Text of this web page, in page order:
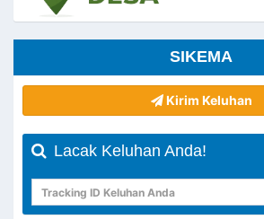
SIKEMA
Kirim Keluhan
Lacak Keluhan Anda!